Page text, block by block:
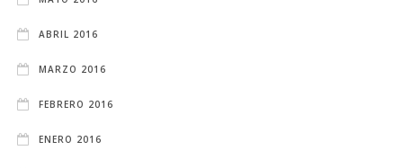
ABRIL 2016
MARZO 2016
FEBRERO 2016
ENERO 2016